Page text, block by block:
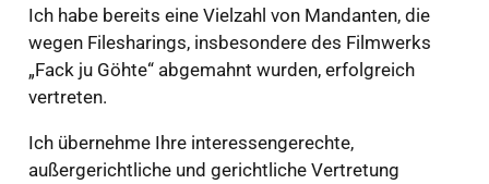
Ich habe bereits eine Vielzahl von Mandanten, die
wegen Filesharings, insbesondere des Filmwerks
„Fack ju Göhte“ abgemahnt wurden, erfolgreich
vertreten.
Ich übernehme Ihre interessengerechte,
außergerichtliche und gerichtliche Vertretung